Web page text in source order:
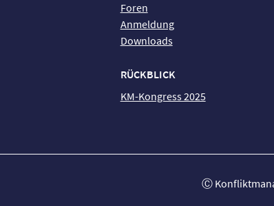
Foren
Anmeldung
Downloads
RÜCKBLICK
KM-Kongress 2025
Ⓒ